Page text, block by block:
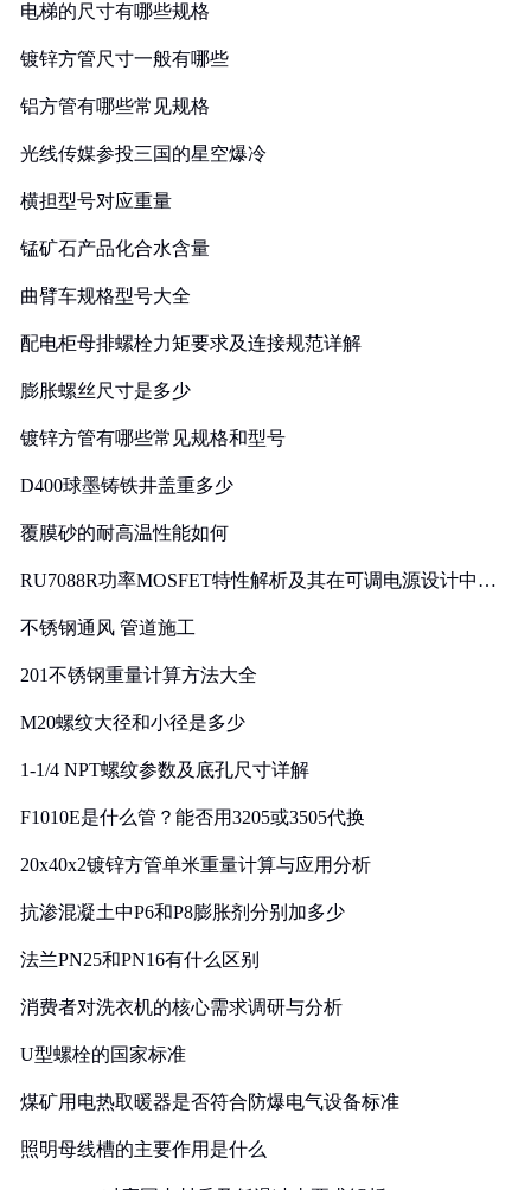
电梯的尺寸有哪些规格
镀锌方管尺寸一般有哪些
铝方管有哪些常见规格
光线传媒参投三国的星空爆冷
横担型号对应重量
锰矿石产品化合水含量
曲臂车规格型号大全
配电柜母排螺栓力矩要求及连接规范详解
膨胀螺丝尺寸是多少
镀锌方管有哪些常见规格和型号
D400球墨铸铁井盖重多少
覆膜砂的耐高温性能如何
RU7088R功率MOSFET特性解析及其在可调电源设计中的
不锈钢通风 管道施工
201不锈钢重量计算方法大全
M20螺纹大径和小径是多少
1-1/4 NPT螺纹参数及底孔尺寸详解
F1010E是什么管？能否用3205或3505代换
20x40x2镀锌方管单米重量计算与应用分析
抗渗混凝土中P6和P8膨胀剂分别加多少
法兰PN25和PN16有什么区别
消费者对洗衣机的核心需求调研与分析
U型螺栓的国家标准
煤矿用电热取暖器是否符合防爆电气设备标准
照明母线槽的主要作用是什么